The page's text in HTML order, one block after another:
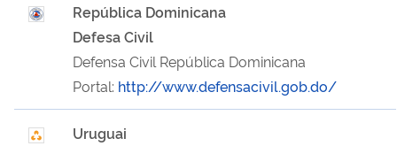
República Dominicana
Defesa Civil
Defensa Civil República Dominicana
Portal: http://www.defensacivil.gob.do/
Uruguai